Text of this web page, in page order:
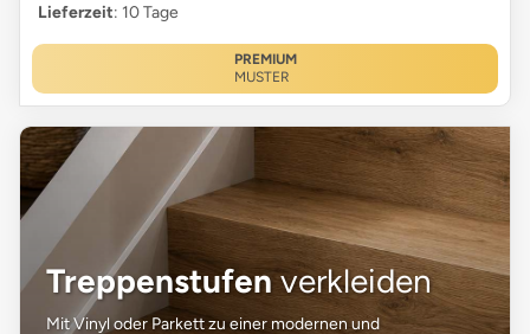
Lieferzeit: 10 Tage
PREMIUM
MUSTER
Treppenstufenverkleiden
Mit Vinyl oder Parkett zu einer modernen und